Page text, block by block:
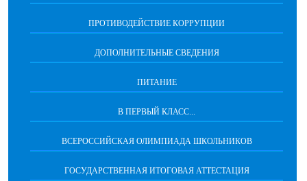
ПРОТИВОДЕЙСТВИЕ КОРРУПЦИИ
ДОПОЛНИТЕЛЬНЫЕ СВЕДЕНИЯ
ПИТАНИЕ
В ПЕРВЫЙ КЛАСС...
ВСЕРОССИЙСКАЯ ОЛИМПИАДА ШКОЛЬНИКОВ
ГОСУДАРСТВЕННАЯ ИТОГОВАЯ АТТЕСТАЦИЯ